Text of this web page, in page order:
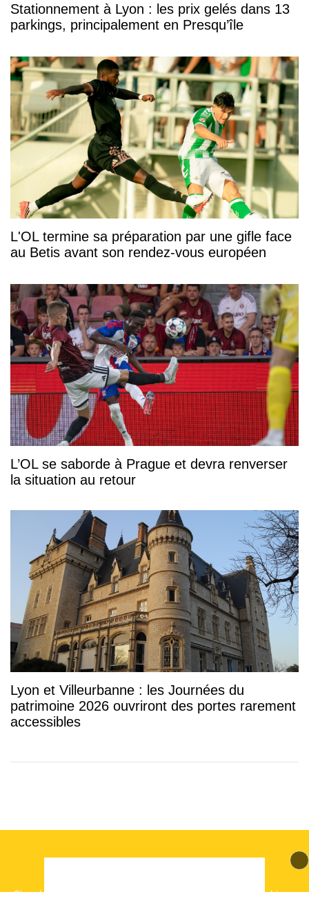
Stationnement à Lyon : les prix gelés dans 13
parkings, principalement en Presqu’île
L'OL termine sa préparation par une gifle face
au Betis avant son rendez-vous européen
L’OL se saborde à Prague et devra renverser
la situation au retour
Lyon et Villeurbanne : les Journées du
patrimoine 2026 ouvriront des portes rarement
accessibles
Signaler un contenu Politique de cookies-